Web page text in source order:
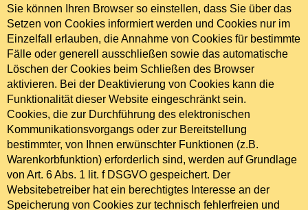
Sie können Ihren Browser so einstellen, dass Sie über das
Setzen von Cookies informiert werden und Cookies nur im
Einzelfall erlauben, die Annahme von Cookies für bestimmte
Fälle oder generell ausschließen sowie das automatische
Löschen der Cookies beim Schließen des Browser
aktivieren. Bei der Deaktivierung von Cookies kann die
Funktionalität dieser Website eingeschränkt sein.
Cookies, die zur Durchführung des elektronischen
Kommunikationsvorgangs oder zur Bereitstellung
bestimmter, von Ihnen erwünschter Funktionen (z.B.
Warenkorbfunktion) erforderlich sind, werden auf Grundlage
von Art. 6 Abs. 1 lit. f DSGVO gespeichert. Der
Websitebetreiber hat ein berechtigtes Interesse an der
Speicherung von Cookies zur technisch fehlerfreien und